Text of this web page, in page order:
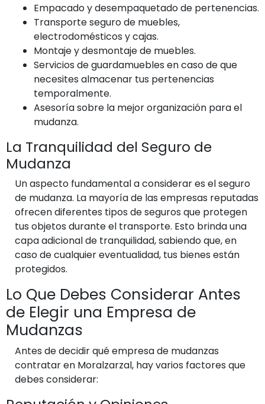
Empacado y desempaquetado de pertenencias.
Transporte seguro de muebles,
electrodomésticos y cajas.
Montaje y desmontaje de muebles.
Servicios de guardamuebles en caso de que
necesites almacenar tus pertenencias
temporalmente.
Asesoría sobre la mejor organización para el
mudanza.
La Tranquilidad del Seguro de
Mudanza
Un aspecto fundamental a considerar es el seguro
de mudanza. La mayoría de las empresas reputadas
ofrecen diferentes tipos de seguros que protegen
tus objetos durante el transporte. Esto brinda una
capa adicional de tranquilidad, sabiendo que, en
caso de cualquier eventualidad, tus bienes están
protegidos.
Lo Que Debes Considerar Antes
de Elegir una Empresa de
Mudanzas
Antes de decidir qué empresa de mudanzas
contratar en Moralzarzal, hay varios factores que
debes considerar: